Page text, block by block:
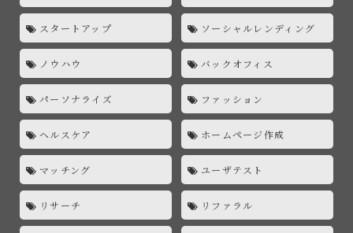
スタートアップ ソーシャルレンディング
ノウハウ バックオフィス
パーソナライズ ファッション
ヘルスケア ホームページ作成
マッチング ユーザテスト
リサーチ リファラル